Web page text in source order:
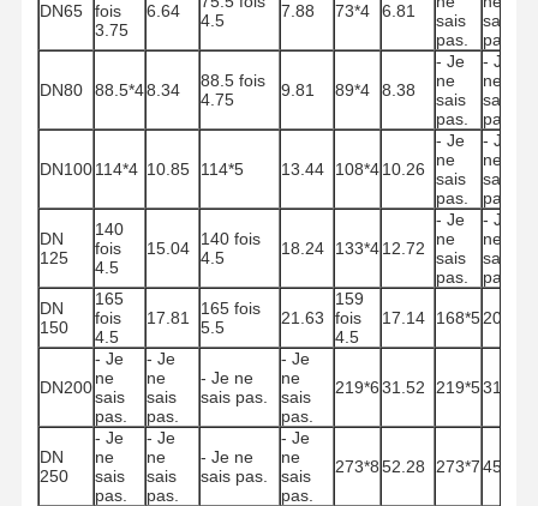
Coils en acier inoxydable
Barres et bobines en aluminium
Ingots et plaques de plomb
DN65
fois
3.75
6.64
4.5
7.88 73*4 6.81
sais
pas.
sais
pas.
DN80 88.5*48.34
88.5 fois
4.75
9.81 89*4 8.38
- Je
ne
sais
pas.
- Je
ne
sais
pas.
DN100114*4 10.85 114*5 13.44 108*410.26
- Je
ne
sais
pas.
- Je
ne
sais
pas.
DN
125
140
fois
4.5
15.04
140 fois
4.5
18.24 133*412.72
- Je
ne
sais
pas.
- Je
ne
sais
pas.
DN
150
165
fois
4.5
17.81
165 fois
5.5
21.63
159
fois
4.5
17.14 168*520.1
DN200
- Je
ne
sais
pas.
- Je
ne
sais
pas.
- Je ne
sais pas.
- Je
ne
sais
pas.
219*631.52 219*531.52
DN
250
- Je
ne
sais
pas.
- Je
ne
sais
pas.
- Je ne
sais pas.
- Je
ne
sais
pas.
273*852.28 273*745.92